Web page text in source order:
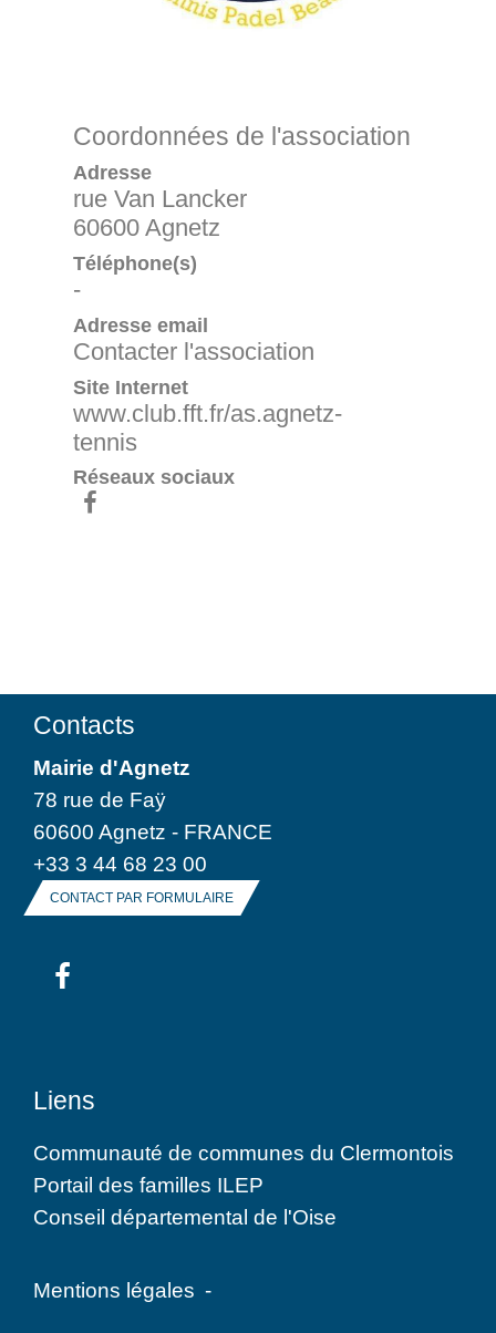
Coordonnées de l'association
Adresse
rue Van Lancker
60600 Agnetz
Téléphone(s)
-
Adresse email
Contacter l'association
Site Internet
www.club.fft.fr/as.agnetz-
tennis
Réseaux sociaux
Contacts
Mairie d'Agnetz
78 rue de Faÿ
60600 Agnetz - FRANCE
+33 3 44 68 23 00
CONTACT PAR FORMULAIRE
Liens
Communauté de communes du Clermontois
Portail des familles ILEP
Conseil départemental de l'Oise
Mentions légales -